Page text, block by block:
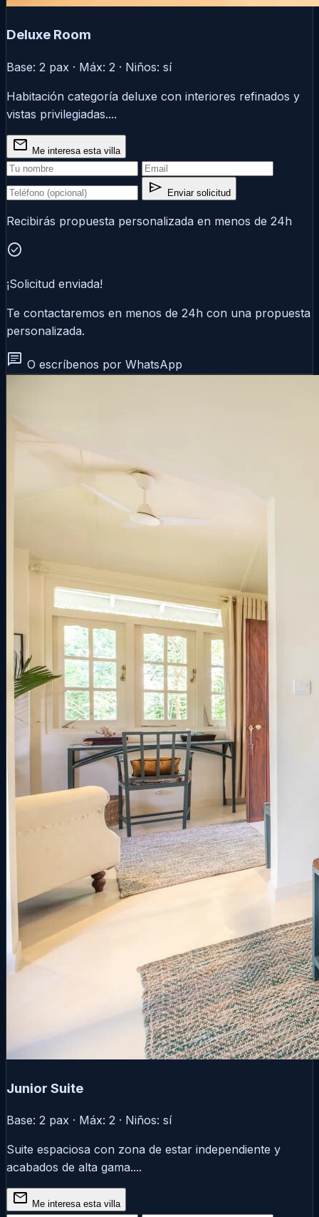
Deluxe Room
Base: 2 pax · Máx: 2 · Niños: sí
Habitación categoría deluxe con interiores refinados y
vistas privilegiadas....
mail Me interesa esta villa
send Enviar solicitud
Recibirás propuesta personalizada en menos de 24h
check_circle
¡Solicitud enviada!
Te contactaremos en menos de 24h con una propuesta
personalizada.
chat O escríbenos por WhatsApp
Junior Suite
Base: 2 pax · Máx: 2 · Niños: sí
Suite espaciosa con zona de estar independiente y
acabados de alta gama....
mail Me interesa esta villa